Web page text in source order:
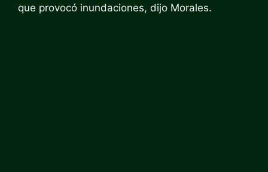
que provocó inundaciones, dijo Morales.